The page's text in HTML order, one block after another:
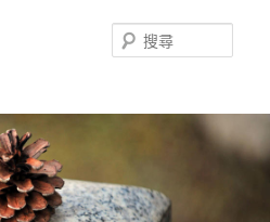
尋